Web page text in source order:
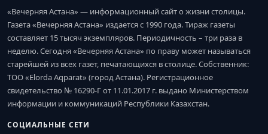
«Вечерняя Астана» — информационный сайт о жизни столицы.
Газета «Вечерняя Астана» издается с 1990 года. Тираж газеты
составляет 15 тысяч экземпляров. Периодичность – три раза в
неделю. Сегодня «Вечерняя Астана» по праву может называться
старейшей из всех газет, печатающихся в столице. Собственник:
ТОО «Elorda Aqparat» (город Астана). Регистрационное
свидетельство № 16290-Г от 11.01.2017 г. выдано Министерством
информации и коммуникаций Республики Казахстан.
СОЦИАЛЬНЫЕ СЕТИ